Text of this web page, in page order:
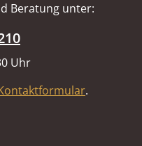
Beratung unter:
Uhr
.